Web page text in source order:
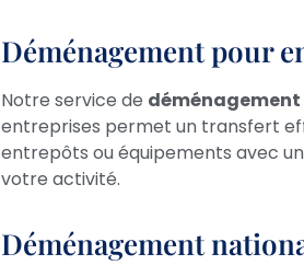
Déménagement pour
Notre service de déménagement
entreprises permet un transfert
entrepôts ou équipements avec
votre activité.
Déménagement